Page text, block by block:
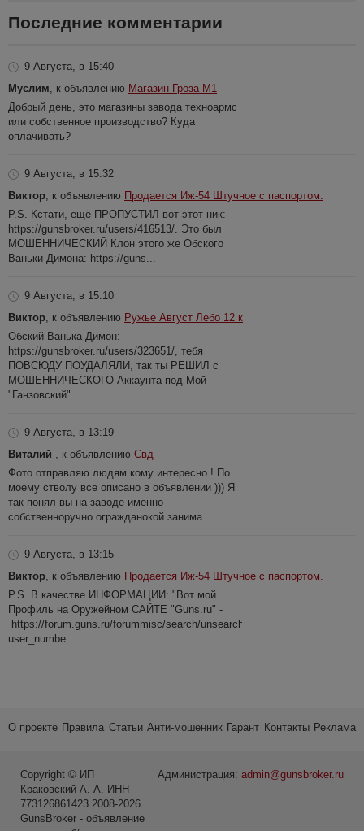
Последние комментарии
9 Августа, в 15:40
Муслим , к объявлению Магазин Гроза М1
Добрый день, это магазины завода техноармс
или собственное производство? Куда
оплачивать?
9 Августа, в 15:32
Виктор , к объявлению Продается Иж-54 Штучное с паспортом.
P.S. Кстати, ещё ПРОПУСТИЛ вот этот ник:
https://gunsbroker.ru/users/416513/. Это был
МОШЕННИЧЕСКИЙ Клон этого же Обского
Ваньки-Димона: https://guns...
9 Августа, в 15:10
Виктор , к объявлению Ружье Август Лебо 12 к
Обский Ванька-Димон:
https://gunsbroker.ru/users/323651/, тебя
ПОВСЮДУ ПОУДАЛЯЛИ, так ты РЕШИЛ с
МОШЕННИЧЕСКОГО Аккаунта под Мой
"Ганзовский"...
9 Августа, в 13:19
Виталий
, к объявлению Свд
Фото отправляю людям кому интересно ! По
моему стволу все описано в объявлении ))) Я
так понял вы на заводе именно
собственноручно огражданокой занима...
9 Августа, в 13:15
Виктор , к объявлению Продается Иж-54 Штучное с паспортом.
P.S. В качестве ИНФОРМАЦИИ: "Вот мой
Профиль на Оружейном САЙТЕ "Guns.ru" -
https://forum.guns.ru/forummisc/search/unsearch?
user_numbe...
О проекте Правила Статьи Анти-мошенник Гарант Контакты Реклама
Администрация: admin@gunsbroker.ru
Copyright © ИП
Краковский А. А. ИНН
773126861423 2008-2026
GunsBroker - объявление